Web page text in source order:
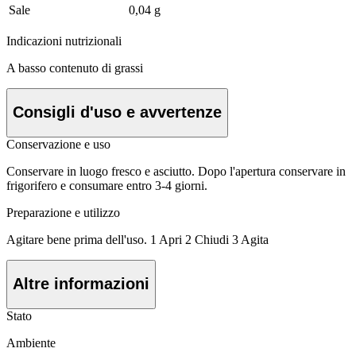
Sale
0,04 g
Indicazioni nutrizionali
A basso contenuto di grassi
Consigli d'uso e avvertenze
Conservazione e uso
Conservare in luogo fresco e asciutto. Dopo l'apertura conservare in
frigorifero e consumare entro 3-4 giorni.
Preparazione e utilizzo
Agitare bene prima dell'uso. 1 Apri 2 Chiudi 3 Agita
Altre informazioni
Stato
Ambiente